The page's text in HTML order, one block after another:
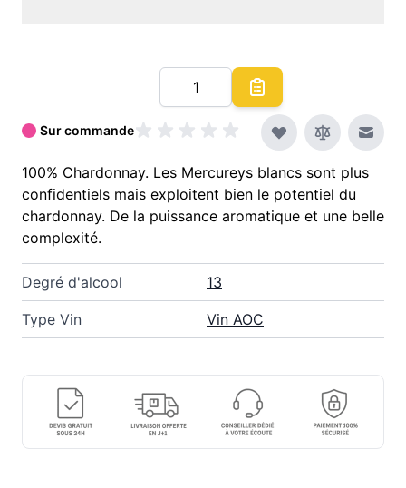
Sur commande
100% Chardonnay. Les Mercureys blancs sont plus
confidentiels mais exploitent bien le potentiel du
chardonnay. De la puissance aromatique et une belle
complexité.
Degré d'alcool 13
Type Vin Vin AOC
Quantité